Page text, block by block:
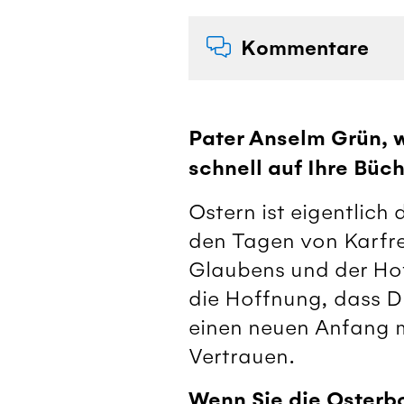
Kommentare
Pater Anselm Grün,
schnell auf Ihre
Ostern ist eigentlich
den Tagen von
Glaubens und der
die Hoffnung, dass
einen neuen Anfang
Vertrauen.